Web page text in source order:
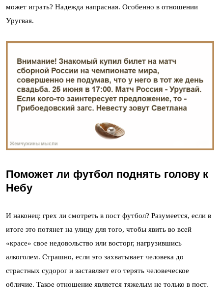
может играть? Надежда напрасная. Особенно в отношении
Уругвая.
Поможет ли футбол поднять голову к
Небу
И наконец: грех ли смотреть в пост футбол? Разумеется, если в
итоге это потянет на улицу для того, чтобы явить во всей
«красе» свое недовольство или восторг, нагрузившись
алкоголем. Страшно, если это захватывает человека до
страстных судорог и заставляет его терять человеческое
обличие. Такое отношение является тяжелым не только в пост.